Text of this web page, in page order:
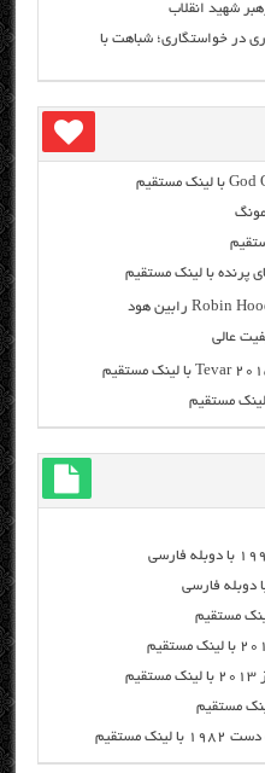
در خواستگاری؛ شباهت با
پرنده با لینک مستقیم
عالی
مستقیم